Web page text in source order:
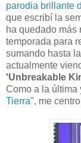
parodia brillante
que escribí la
ha quedado más
temporada para
sumando hasta
actualmente
'Unbreakable
Como a la última
Tierra", me